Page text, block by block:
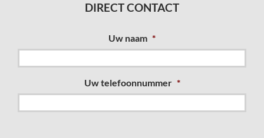
DIRECT CONTACT
Uw naam *
Uw telefoonnummer *